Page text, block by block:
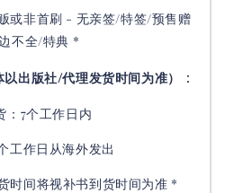
或非首刷 - 无亲签/特签/预售赠
不全/特典 *
以出版社/代理发货时间为准） ：
：7个工作日内
工作日从海外发出
时间将视补书到货时间为准 *